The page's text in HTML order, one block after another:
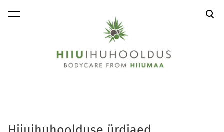
lisati ostukorvi. Vaata ostukorvi